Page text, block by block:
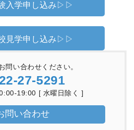
入学申し込み▷▷
見学申し込み▷▷
問い合わせください。
27-5291
19:00 [ 水曜日除く ]
問い合わせ